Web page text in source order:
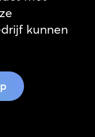
kunnen